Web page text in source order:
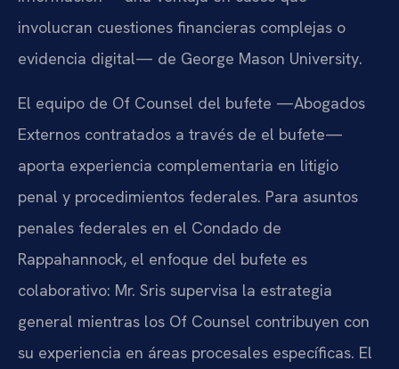
involucran cuestiones financieras complejas o
evidencia digital— de George Mason University.
El equipo de Of Counsel del bufete —Abogados
Externos contratados a través de el bufete—
aporta experiencia complementaria en litigio
penal y procedimientos federales. Para asuntos
penales federales en el Condado de
Rappahannock, el enfoque del bufete es
colaborativo: Mr. Sris supervisa la estrategia
general mientras los Of Counsel contribuyen con
su experiencia en áreas procesales específicas. El